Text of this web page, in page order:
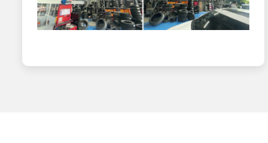
Khả năng bám đường tuyệt vời: Được thiết kế để
giúp người lái tự tin hơn trong mọi điều kiện thời tiết,